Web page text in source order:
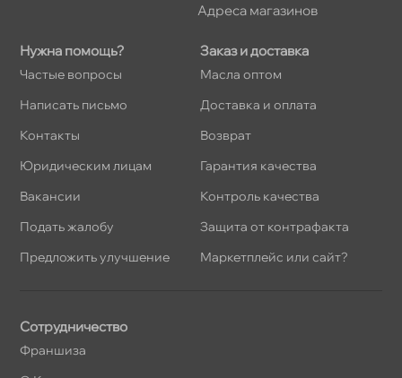
Нужна помощь?
Частые вопросы
Написать письмо
Контакты
Юридическим лицам
акансии
Подать жалобу
Предложить улучшение
Заказ и доставка
Масла оптом
Доставка и оплата
озврат
Гарантия качества
Контроль качества
Защита от контрафакта
Маркетплейс или сайт?
Сотрудничество
Франшиза
Адреса магазино